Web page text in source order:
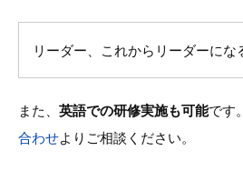
リーダー、これからリーダーにな
また、 英語での研修実施も可能です
合わせよりご相談ください。